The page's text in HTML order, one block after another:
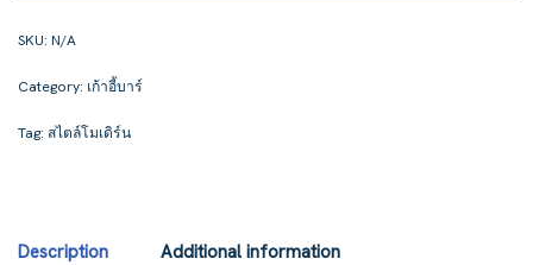
SKU: N/A
Category: เก้าอี้บาร์
Tag: สไตล์โมเดิร์น
Description Additional information